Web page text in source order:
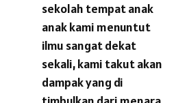
sekolah tempat anak
anak kami menuntut
ilmu sangat dekat
sekali, kami takut akan
dampak yang di